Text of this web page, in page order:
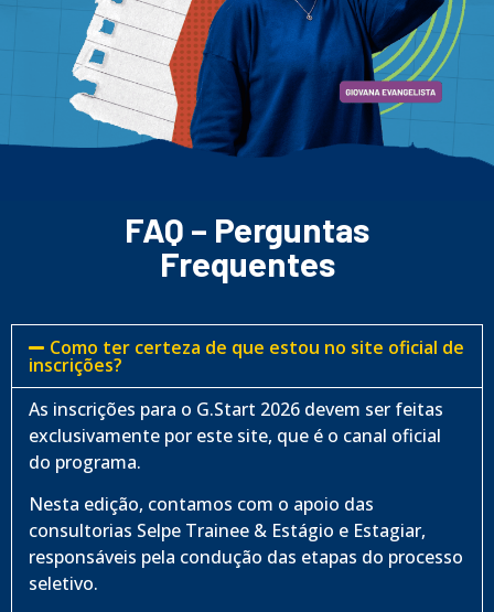
FAQ – Perguntas
Frequentes
Como ter certeza de que estou no site oficial de
inscrições?
As inscrições para o G.Start 2026 devem ser feitas
exclusivamente por este site, que é o canal oficial
do programa.
Nesta edição, contamos com o apoio das
consultorias Selpe Trainee & Estágio e Estagiar,
responsáveis pela condução das etapas do processo
seletivo.